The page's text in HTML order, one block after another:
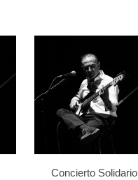
Concierto Solidario